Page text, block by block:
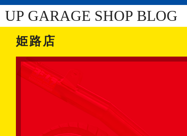
UP GARAGE SHOP BLOG
姫路店